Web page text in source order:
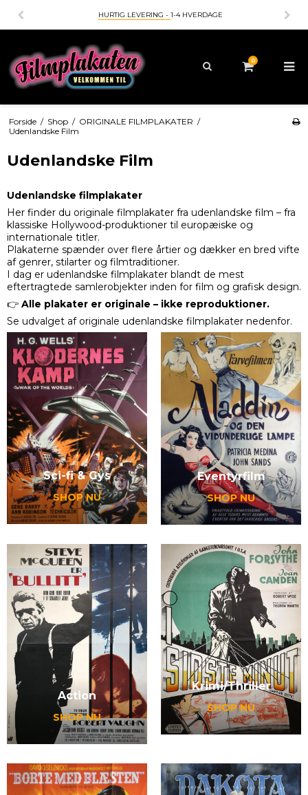
HVERDAGE BETALING MED- KORT - MOBILEPAY -
0
Forside / Shop / ORIGINALE FILMPLAKATER /
Udenlandske Film
Udenlandske Film
Udenlandske filmplakater
Her finder du originale filmplakater fra udenlandske film – fra
klassiske Hollywood-produktioner til europæiske og
internationale titler.
Plakaterne spænder over flere årtier og dækker en bred vifte
af genrer, stilarter og filmtraditioner.
I dag er udenlandske filmplakater blandt de mest
eftertragtede samlerobjekter inden for film og grafisk design.
👉 Alle plakater er originale – ikke reproduktioner.
Se udvalget af originale udenlandske filmplakater nedenfor.
Sci-fi & Gys
SHOP NU
Eventyrfilm
SHOP NU
Action
SHOP NU
Krimi/Thriller
SHOP NU